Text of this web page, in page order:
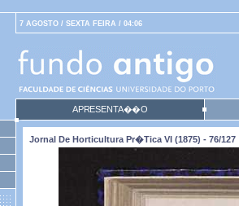
7 AGOSTO / SEXTA FEIRA / 04:06
APRESENTA��O
Jornal De Horticultura Pr�tica VI (1875) - 76/127